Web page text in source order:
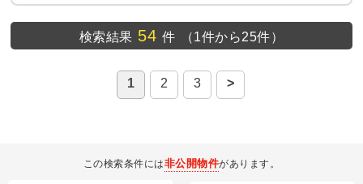
検索結果 54 件 （1件から25件）
1 2 3 >
この検索条件には非公開物件があります。